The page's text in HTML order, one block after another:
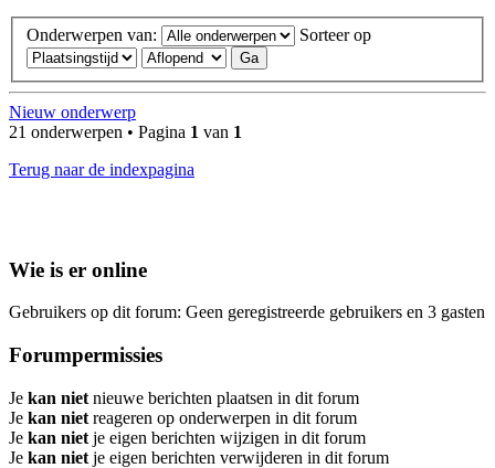
Onderwerpen van: Sorteer op
Nieuw onderwerp
21 onderwerpen • Pagina 1 van 1
Terug naar de indexpagina
Wie is er online
Gebruikers op dit forum: Geen geregistreerde gebruikers en 3 gasten
Forumpermissies
Je kan niet nieuwe berichten plaatsen in dit forum
Je kan niet reageren op onderwerpen in dit forum
Je kan niet je eigen berichten wijzigen in dit forum
Je kan niet je eigen berichten verwijderen in dit forum